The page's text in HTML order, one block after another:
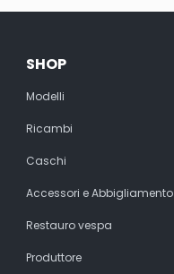
SHOP
Modelli
Ricambi
Caschi
Accessori e Abbigliamento
Restauro vespa
Produttore